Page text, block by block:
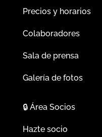
Precios y horarios
Colaboradores
Sala de prensa
Galería de fotos
🔒Área Socios
Hazte socio